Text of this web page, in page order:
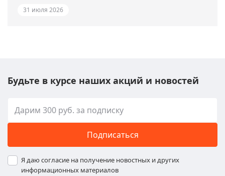
31 июля 2026
Будьте в курсе наших акций и новостей
Подписаться
Я даю согласие на получение новостных и других
информационных материалов